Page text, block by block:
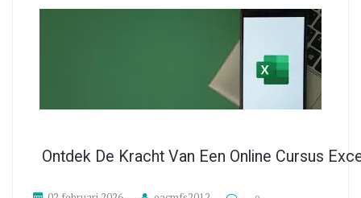
Ontdek De Kracht Van Een Online Cursus